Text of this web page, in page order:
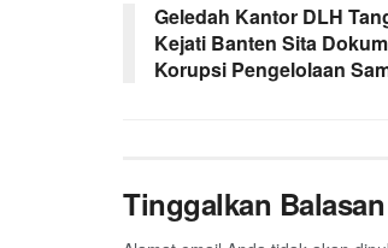
Geledah Kantor DLH
Kejati Banten Sita
Korupsi Pengelolaan
Tinggalkan Balasan